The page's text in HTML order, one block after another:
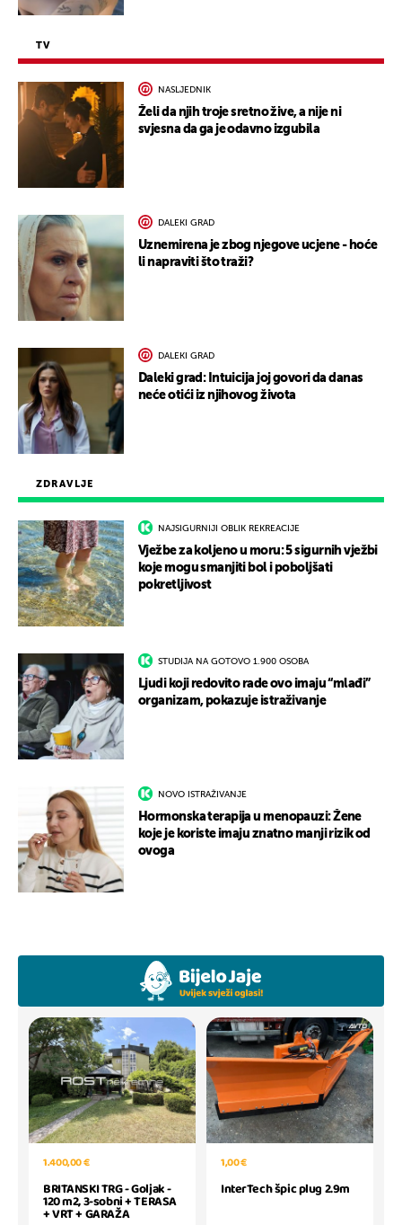
ZDRAVLJE
NAJSIGURNIJI OBLIK REKREACIJE
Vježbe za koljeno u moru: 5 sigurnih vježbi
koje mogu smanjiti bol i poboljšati
pokretljivost
STUDIJA NA GOTOVO 1.900 OSOBA
Ljudi koji redovito rade ovo imaju “mlađi”
organizam, pokazuje istraživanje
NOVO ISTRAŽIVANJE
Hormonska terapija u menopauzi: Žene
koje je koriste imaju znatno manji rizik od
ovoga
TV
NASLJEDNIK
Želi da njih troje sretno žive, a nije ni
svjesna da ga je odavno izgubila
DALEKI GRAD
Uznemirena je zbog njegove ucjene - hoće
li napraviti što traži?
DALEKI GRAD
Daleki grad: Intuicija joj govori da danas
neće otići iz njihovog života
1.400,00 €
BRITANSKI TRG - Goljak -
120 m2, 3-sobni + TERASA
+ VRT + GARAŽA
1,00 €
InterTech špic plug 2.9m